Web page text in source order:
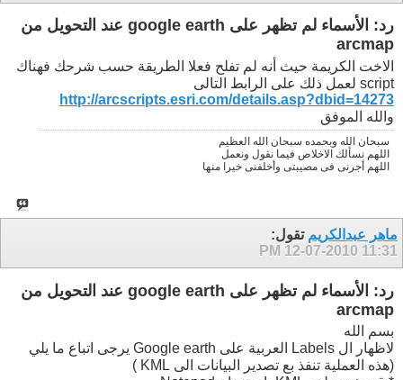
رد: الأسماء لم تظهر على google earth عند التحويل من
arcmap
الاخت الكريمة حيث أنه لم تفلح فعلا الطريقة حسب شرحك فهناك
script لعمل ذلك على الرابط التالى
http://arcscripts.esri.com/details.asp?dbid=14273
والله الموفق
سبحان الله وبحمده سبحان الله العظيم
اللهم نسألك الاخلاص فيما نقول ونعمل
اللهم أجرنى فى مصيبتى وأخلفنى خيرا منها
ماهر عبدالكريم تقول:
12-07-2010 11:31 PM
رد: الأسماء لم تظهر على google earth عند التحويل من
arcmap
بسم الله
لاظهار ال Labels العربية على Google earth يرجى اتباع ما يلي
(هذه العملية تنفذ بع تصدير البيانات الى KML )